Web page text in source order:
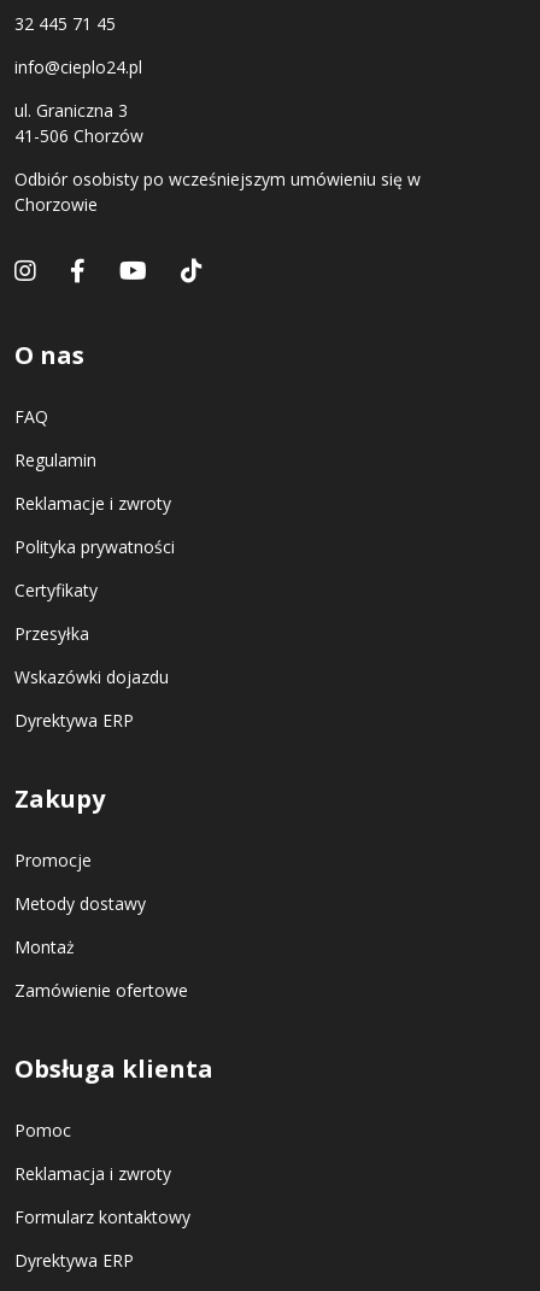
32 445 71 45
info@cieplo24.pl
ul. Graniczna 3
41-506 Chorzów
Odbiór osobisty po wcześniejszym umówieniu się w
Chorzowie
O nas
FAQ
Regulamin
Reklamacje i zwroty
Polityka prywatności
Certyfikaty
Przesyłka
Wskazówki dojazdu
Dyrektywa ERP
Zakupy
Promocje
Metody dostawy
Montaż
Zamówienie ofertowe
Obsługa klienta
Pomoc
Reklamacja i zwroty
Formularz kontaktowy
Dyrektywa ERP